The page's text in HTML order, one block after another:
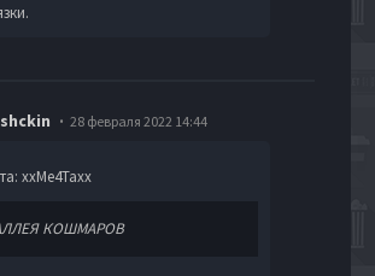
28 февраля 2022 14:44
xxMe4Taxx
КОШМАРОВ